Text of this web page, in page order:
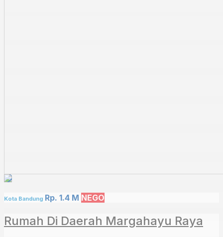
Kota Bandung Rp. 1.4 M NEGO
Rumah Di Daerah Margahayu Raya